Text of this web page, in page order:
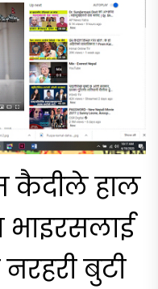
कैदीले हाल
भाइरसलाई
बुटी